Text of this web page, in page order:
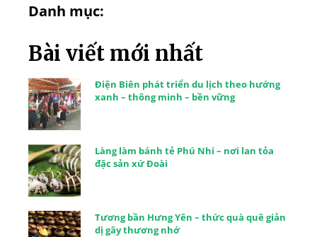
Danh mục:
Bài viết mới nhất
Điện Biên phát triển du lịch theo hướng
xanh – thông minh – bền vững
Làng làm bánh tẻ Phú Nhi – nơi lan tỏa
đặc sản xứ Đoài
Tương bần Hưng Yên – thức quà quê giản
dị gây thương nhớ